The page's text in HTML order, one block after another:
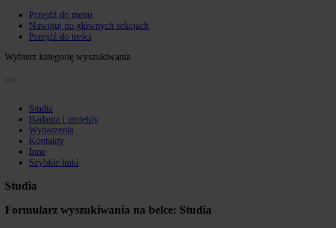
Przejdź do menu
Nawiguj po głównych sekcjach
Przejdź do treści
Wybierz kategorię wyszukiwania
Studia
Badania i projekty
Wydarzenia
Kontakty
Inne
Szybkie linki
Studia
Formularz wyszukiwania na belce: Studia